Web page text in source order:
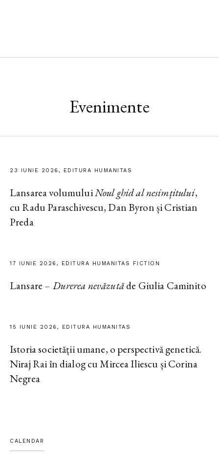
Evenimente
23 IUNIE 2026, EDITURA HUMANITAS
Lansarea volumuluiNoul ghid al nesimțitului,
cu Radu Paraschivescu, Dan Byron și Cristian
Preda
17 IUNIE 2026, EDITURA HUMANITAS FICTION
Lansare – Durerea nevăzutăde Giulia Caminito
15 IUNIE 2026, EDITURA HUMANITAS
Istoria societății umane, o perspectivă genetică.
Niraj Rai în dialog cu Mircea Iliescu și Corina
Negrea
CALENDAR